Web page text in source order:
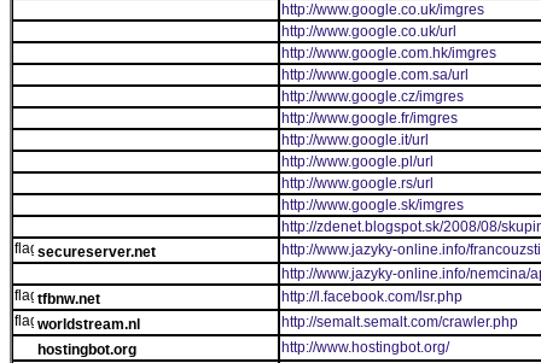
http://www.google.co.uk/imgres
http://www.google.co.uk/url
http://www.google.com.hk/imgres
http://www.google.com.sa/url
http://www.google.cz/imgres
http://www.google.fr/imgres
http://www.google.it/url
http://www.google.pl/url
http://www.google.rs/url
http://www.google.sk/imgres
http://zdenet.blogspot.sk/2008/08/
secureserver.net
http://www.jazyky-online.info/
http://www.jazyky-online.info/nemcina/
tfbnw.net
http://l.facebook.com/lsr.php
worldstream.nl
http://semalt.semalt.com/crawler.php
hostingbot.org
http://www.hostingbot.org/